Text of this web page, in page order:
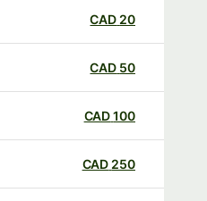
20
CAD
50
CAD
100
CAD
250
CAD